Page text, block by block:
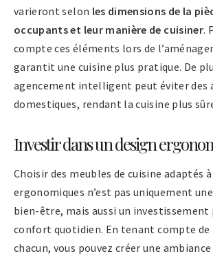
varieront selon les dimensions de la
occupants et leur manière de cuisiner.
compte ces éléments lors de
garantit une cuisine plus pratique. De
agencement intelligent peut éviter des
domestiques, rendant la cuisine plus
Investir dans un design
Choisir des meubles de cuisine adaptés
ergonomiques n’est pas uniquement
bien-être, mais aussi un investissement
confort quotidien. En tenant compte de
chacun, vous pouvez créer une